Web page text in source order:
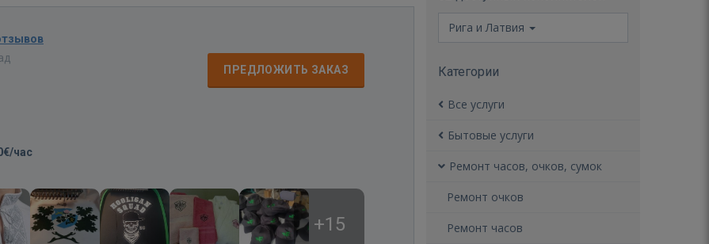
ПРЕДЛОЖИТЬ ЗАКАЗ
час
+15
Рига и Латвия
Категории
Все услуги
Бытовые услуги
Ремонт часов, очков, сумок
Ремонт очков
Ремонт часов